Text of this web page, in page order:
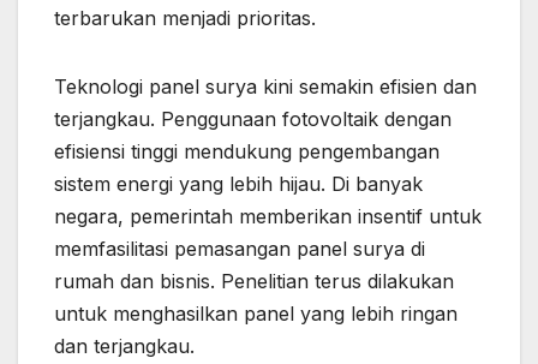
terbarukan menjadi prioritas.
Teknologi panel surya kini semakin efisien dan
terjangkau. Penggunaan fotovoltaik dengan
efisiensi tinggi mendukung pengembangan
sistem energi yang lebih hijau. Di banyak
negara, pemerintah memberikan insentif untuk
memfasilitasi pemasangan panel surya di
rumah dan bisnis. Penelitian terus dilakukan
untuk menghasilkan panel yang lebih ringan
dan terjangkau.